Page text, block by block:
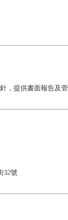
，提供書面報告及
32號